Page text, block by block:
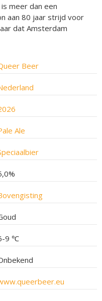
meer dan een
aan 80 jaar strijd voor
dat Amsterdam
Beer
Ale
9 ℃